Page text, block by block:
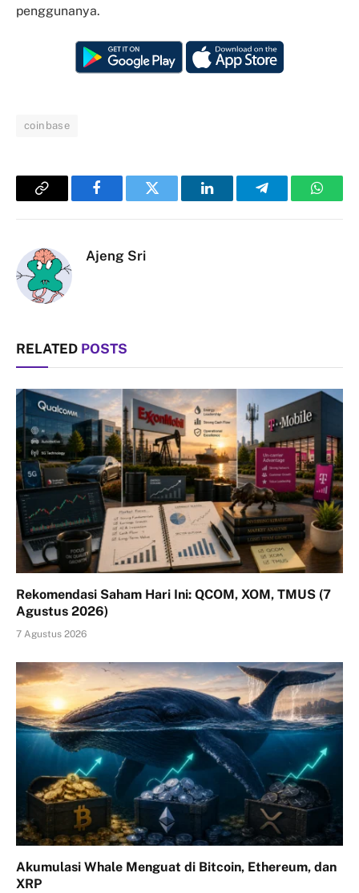
penggunanya.
coinbase
Copy
FacebookTwitter LinkedInTelegram
Ajeng Sri
RELATED POSTS
Rekomendasi Saham Hari Ini: QCOM, XOM, TMUS (7
Agustus 2026)
7 Agustus 2026
Akumulasi Whale Menguat di Bitcoin, Ethereum, dan
XRP